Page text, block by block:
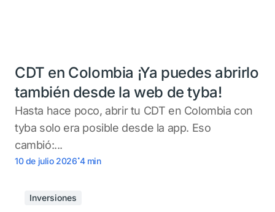
CDT en Colombia ¡Ya puedes abrirlo
también desde la web de tyba!
Hasta hace poco, abrir tu CDT en Colombia con
tyba solo era posible desde la app. Eso
cambió:...
10 de julio 2026.4 min
Inversiones